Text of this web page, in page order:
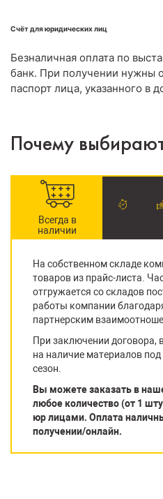
Счёт для юридических лиц
Безналичная оплата по
банк. При получении нужны
паспорт лица, указанного в
Почему
Всегда в
наличии
На собственном складе
товаров из прайс-листа.
отгружается со складов
работы компании
партнерским
При заключении договора,
на наличие материалов
сезон.
Вы можете заказать в
любое количество (от 1
юр лицами. Оплата
получении/онлайн.